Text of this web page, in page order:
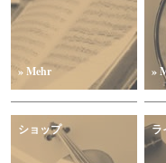
» Mehr »
ショップ ラ